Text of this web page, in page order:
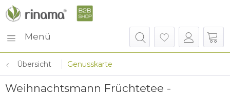
Menü
Übersicht Genusskarte
Weihnachtsmann Früchtetee -